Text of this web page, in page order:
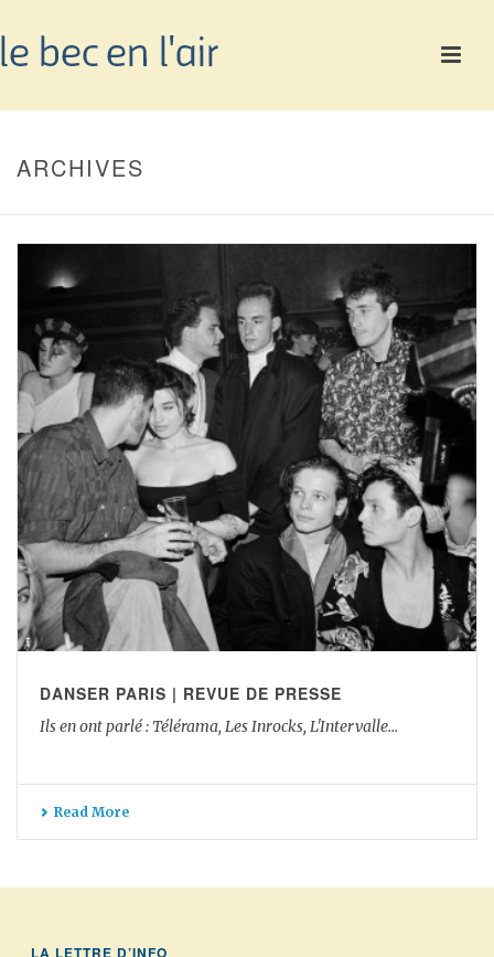
ARCHIVES
DANSER PARIS | REVUE DE PRESSE
Ils en ont parlé : Télérama, Les Inrocks, L'Intervalle…
Read More
LA LETTRE D’INFO